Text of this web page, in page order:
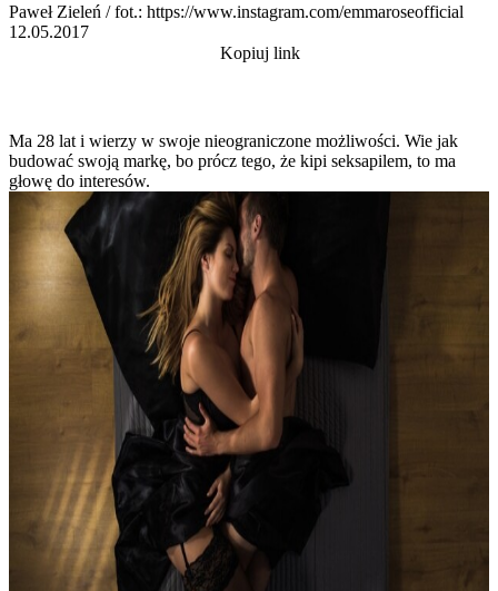
Paweł Zieleń / fot.: https://www.instagram.com/emmaroseofficial
12.05.2017
Kopiuj link
Ma 28 lat i wierzy w swoje nieograniczone możliwości. Wie jak
budować swoją markę, bo prócz tego, że kipi seksapilem, to ma
głowę do interesów.